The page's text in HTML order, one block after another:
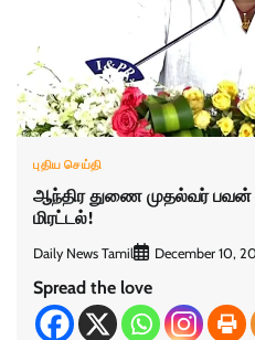
புதிய செய்தி
ஆந்திர துணை முதல்வர்
மிரட்டல்!
Daily News Tamil December 10,
Spread the love